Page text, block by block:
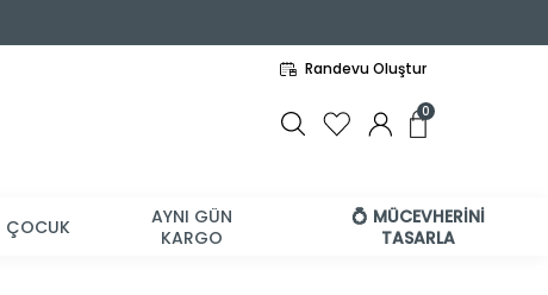
Randevu Oluştur
0
ÇOCUK
AYNI GÜN
KARGO
💍 MÜCEVHERİNİ
TASARLA